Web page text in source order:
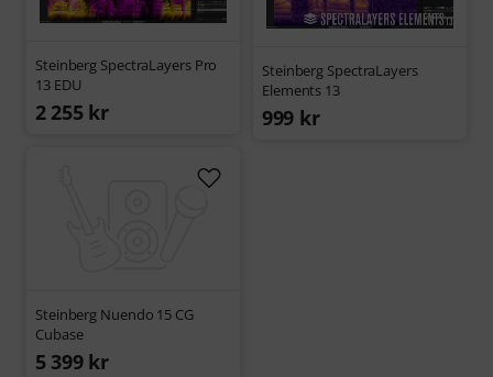
Steinberg SpectraLayers Pro
13 EDU
2 255 kr
Steinberg SpectraLayers
Elements 13
999 kr
Steinberg Nuendo 15 CG
Cubase
5 399 kr